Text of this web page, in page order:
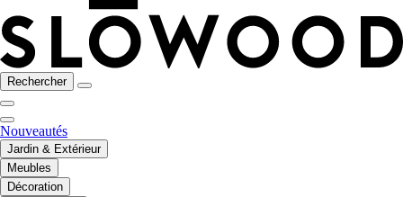
Rechercher
Nouveautés
Jardin & Extérieur
Meubles
Décoration